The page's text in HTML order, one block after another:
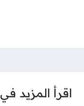
اقرأ المزيد في